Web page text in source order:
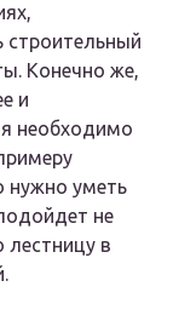
строительный
Конечно же,
и
необходимо
нужно уметь
не
в